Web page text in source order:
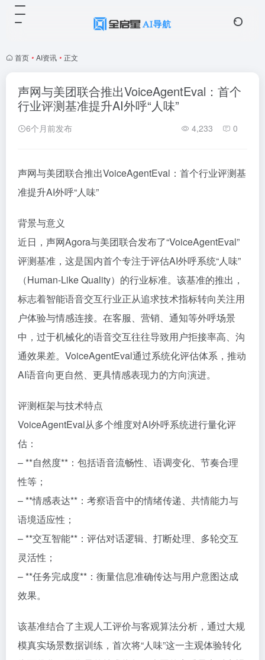
首页 • AI资讯 • 正文
声网与美团联合推出VoiceAgentEval：首个
行业评测基准提升AI外呼“人味”
6个月前发布 4,233 0
声网与美团联合推出VoiceAgentEval：首个行业评测基
准提升AI外呼“人味”
背景与意义
近日，声网Agora与美团联合发布了“VoiceAgentEval”
评测基准，这是国内首个专注于评估AI外呼系统“人味”
（Human-Like Quality）的行业标准。该基准的推出，
标志着智能语音交互行业正从追求技术指标转向关注用
户体验与情感连接。在客服、营销、通知等外呼场景
中，过于机械化的语音交互往往导致用户拒接率高、沟
通效果差。VoiceAgentEval通过系统化评估体系，推动
AI语音向更自然、更具情感表现力的方向演进。
评测框架与技术特点
VoiceAgentEval从多个维度对AI外呼系统进行量化评
估：
– **自然度**：包括语音流畅性、语调变化、节奏合理
性等；
– **情感表达**：考察语音中的情绪传递、共情能力与
语境适应性；
– **交互智能**：评估对话逻辑、打断处理、多轮交互
灵活性；
– **任务完成度**：衡量信息准确传达与用户意图达成
效果。
该基准结合了主观人工评价与客观算法分析，通过大规
模真实场景数据训练，首次将“人味”这一主观体验转化